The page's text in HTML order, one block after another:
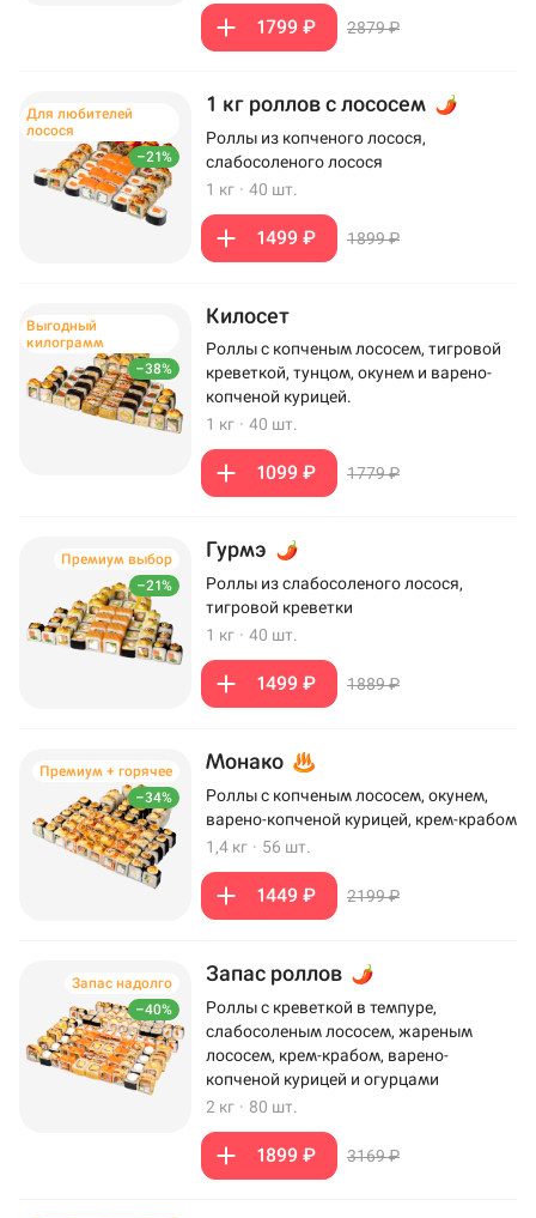
1799 ₽ 2879 ₽
–21%
Для любителей
лосося
1 кг роллов с лососем
Роллы из копченого лосося,
слабосоленого лосося
1 кг · 40 шт.
1499 ₽ 1899 ₽
–38%
Выгодный
килограмм
Килосет
Роллы с копченым лососем, тигровой
креветкой, тунцом, окунем и варено-
копченой курицей.
1 кг · 40 шт.
1099 ₽ 1779 ₽
–21%
Премиум выбор Гурмэ
Роллы из слабосоленого лосося,
тигровой креветки
1 кг · 40 шт.
1499 ₽ 1889 ₽
–34%
Премиум + горячее Монако
Роллы с копченым лососем, окунем,
варено-копченой курицей, крем-крабом
1,4 кг · 56 шт.
1449 ₽ 2199 ₽
–40%
Запас надолго Запас роллов
Роллы с креветкой в темпуре,
слабосоленым лососем, жареным
лососем, крем-крабом, варено-
копченой курицей и огурцами
2 кг · 80 шт.
1899 ₽ 3169 ₽